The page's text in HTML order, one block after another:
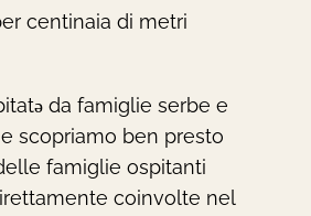
centinaia di metri
da famiglie serbe e
scopriamo ben presto
famiglie ospitanti
coinvolte nel